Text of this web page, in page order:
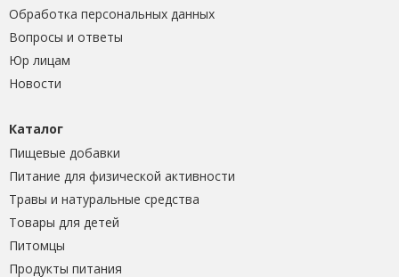
Обработка персональных данных
Вопросы и ответы
Юр лицам
Новости
Каталог
Пищевые добавки
Питание для физической активности
Травы и натуральные средства
Товары для детей
Питомцы
Продукты питания